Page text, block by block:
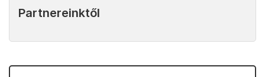
Partnereinktől